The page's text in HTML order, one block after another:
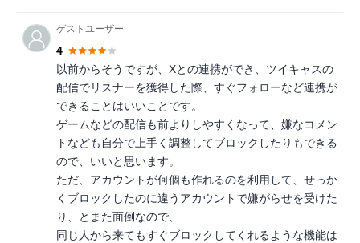
ゲストユーザー
4
以前からそうですが、Xとの連携ができ、ツイキャスの
配信でリスナーを獲得した際、すぐフォローなど連携が
できることはいいことです。
ゲームなどの配信も前よりしやすくなって、嫌なコメン
トなども自分で上手く調整してブロックしたりもできる
ので、いいと思います。
ただ、アカウントが何個も作れるのを利用して、せっか
くブロックしたのに違うアカウントで嫌がらせを受けた
り、とまた面倒なので、
同じ人から来てもすぐブロックしてくれるような機能は